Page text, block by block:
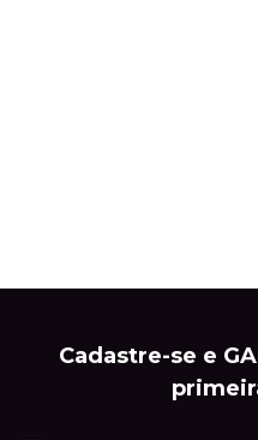
Cadastre-se e